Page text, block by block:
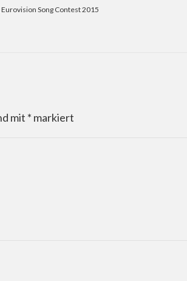
Eurovision Song Contest 2015
mit * markiert